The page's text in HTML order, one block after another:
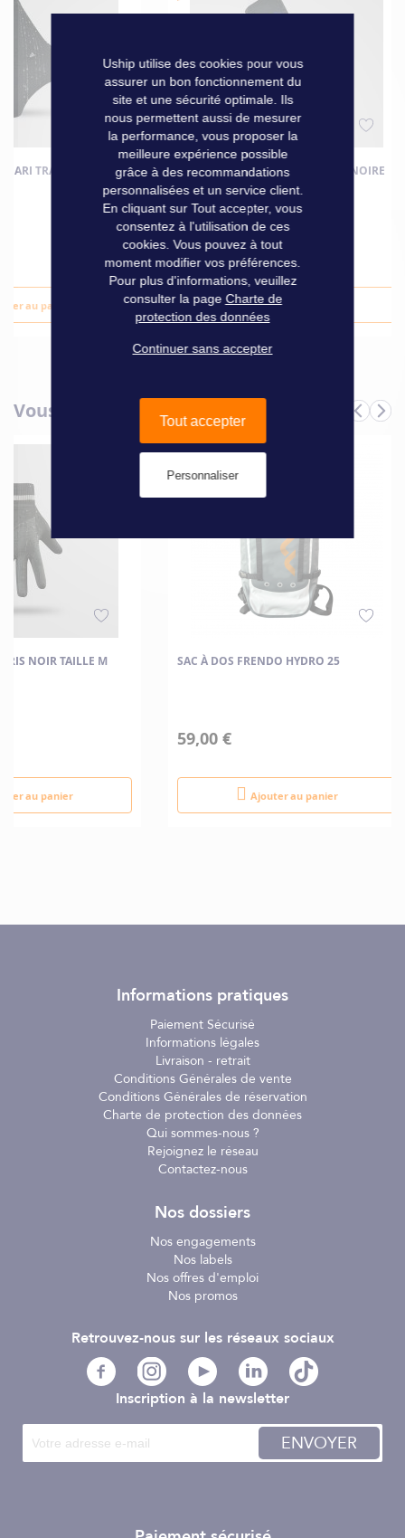
TRAIL DRY NOIRE
au panier
CHAUSSETTES VERJARI ECO DRY NOIRE
BLEUE 39-42
34,90 €
Ajouter au panier
Vous aimerez aussi
NOIR TAILLE M
au panier
SAC À DOS FRENDO HYDRO 25
59,00 €
Ajouter au panier
Informations pratiques
Paiement Sécurisé
Informations légales
Livraison - retrait
Conditions Générales de vente
Conditions Générales de réservation
Charte de protection des données
Qui sommes-nous ?
Rejoignez le réseau
Contactez-nous
Nos dossiers
Nos engagements
Nos labels
Nos offres d'emploi
Nos promos
Inscription à la newsletter
ENVOYER
Retrouvez-nous sur les réseaux sociaux
Uship utilise des cookies pour vous
assurer un bon fonctionnement du
site et une sécurité optimale. Ils
nous permettent aussi de mesurer
la performance, vous proposer la
meilleure expérience possible
grâce à des recommandations
personnalisées et un service client.
En cliquant sur Tout accepter, vous
consentez à l'utilisation de ces
cookies. Vous pouvez à tout
moment modifier vos préférences.
Pour plus d'informations, veuillez
consulter la page Charte de
protection des données
Continuer sans accepter
Tout accepter
Personnaliser